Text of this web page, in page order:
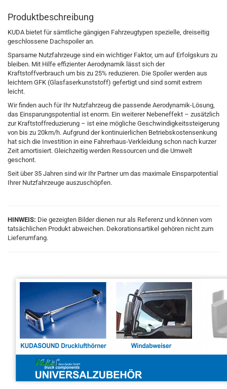
Produktbeschreibung
KUDA bietet für sämtliche gängigen Fahrzeugtypen spezielle, dreiseitig
geschlossene Dachspoiler an.
Sparsame Nutzfahrzeuge sind ein wichtiger Faktor, um auf Erfolgskurs zu
bleiben. Mit Hilfe effizienter Aerodynamik lässt sich der
Kraftstoffverbrauch um bis zu 25% reduzieren. Die Spoiler werden aus
leichtem GFK (Glasfaserkunststoff) gefertigt und sind somit extrem
leicht.
Wir finden auch für Ihr Nutzfahrzeug die passende Aerodynamik-Lösung,
das Einsparungspotential ist enorm. Ein weiterer Nebeneffekt – zusätzlich
zur Kraftstoffreduzierung – ist eine mögliche Geschwindigkeitssteigerung
von bis zu 20km/h. Aufgrund der kontinuierlichen Betriebskostensenkung
hat sich die Investition in eine Fahrerhaus-Verkleidung schon nach kurzer
Zeit amortisiert. Gleichzeitig werden Ressourcen und die Umwelt
geschont.
Seit über 35 Jahren sind wir Ihr Partner um das maximale Einsparpotential
Ihrer Nutzfahrzeuge auszuschöpfen.
HINWEIS: Die gezeigten Bilder dienen nur als Referenz und können vom
tatsächlichen Produkt abweichen. Dekorationsartikel gehören nicht zum
Lieferumfang.